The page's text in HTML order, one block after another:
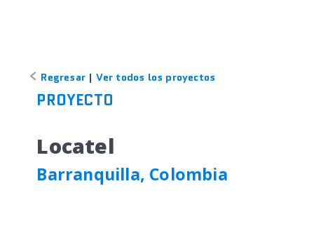
Regresar | Ver todos los proyectos
PROYECTO
Locatel
Barranquilla, Colombia